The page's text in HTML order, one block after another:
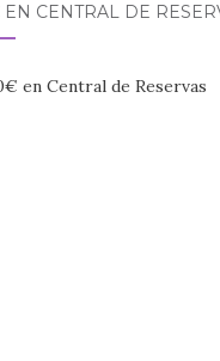
CENTRAL DE